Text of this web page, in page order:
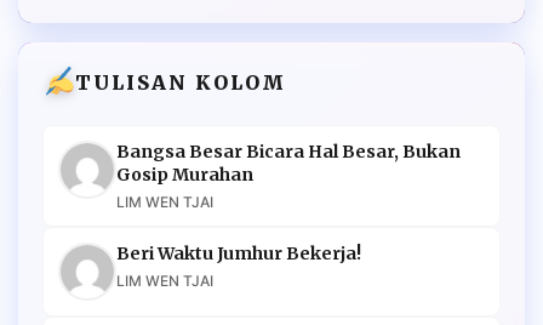
TULISAN KOLOM
Bangsa Besar Bicara Hal Besar, Bukan
Gosip Murahan
LIM WEN TJAI
Beri Waktu Jumhur Bekerja!
LIM WEN TJAI